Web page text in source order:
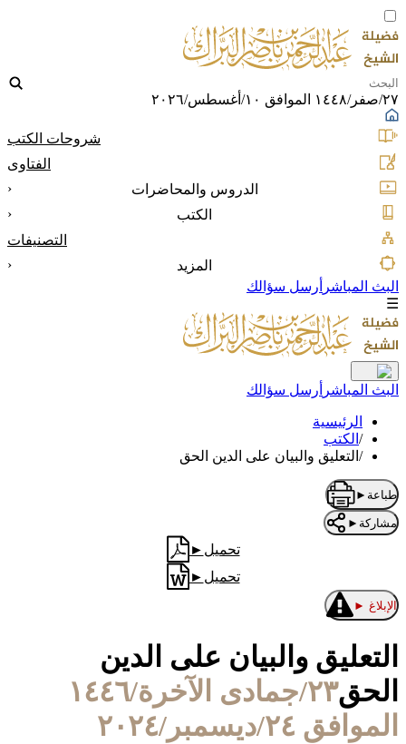
٢٧/صفر/١٤٤٨ الموافق ١٠/أغسطس/٢٠٢٦
شروحات الكتب
الفتاوى
الدروس والمحاضرات
‹
الكتب
‹
التصنيفات
المزيد
‹
البث المباشر أرسل سؤالك
☰
البث المباشر أرسل سؤالك
الرئيسية
/ الكتب
/ التعليق والبيان على الدين الحق
طباعة ►
مشاركة ►
تحميل ►
تحميل ►
الإبلاغ ►
التعليق والبيان على الدين
الحق
٢٣/جمادى الآخرة/١٤٤٦
الموافق ٢٤/ديسمبر/٢٠٢٤